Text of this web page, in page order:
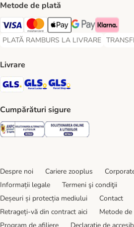
Metode de plată
Visa Payment Method
Master Card Payment Method
Apple Pay Payment Method
Google PayKlarna
PLATĂ RAMBURS LA LIVRARE
PLATĂ RAMBURS LA LIVRARE Payment
Livrare
GLS Shipping Method
GLS Locker Shipping Method
Cumpărături sigure
Security Security
Despre noi Cariere zooplus
Informații legale
Termeni şi condiţii
Deșeuri și protecția mediului
Contact
Retrageți-vă din contract aici
Metode